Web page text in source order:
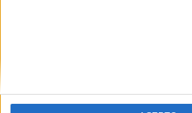
Usuarios de playas
vigilancia y